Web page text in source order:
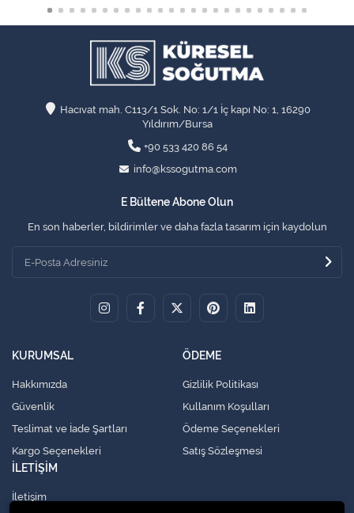
Hacıvat mah. C113/1 Sok. No: 1/1 İç kapı No: 1, 16290
Yıldırım/Bursa
+90 533 420 86 54
info@kssogutma.com
E Bültene Abone Olun
En son haberler, bildirimler ve daha fazla tasarım için kaydolun
KURUMSAL
Hakkımızda
Güvenlik
Teslimat ve İade Şartları
Kargo Seçenekleri
ÖDEME
Gizlilik Politikası
Kullanım Koşulları
Ödeme Seçenekleri
Satış Sözleşmesi
İLETİŞİM
İletişim